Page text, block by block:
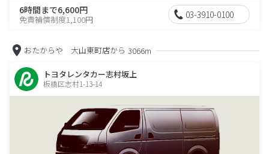
6時間まで6,600円
免責補償制度1,100円 03-3910-0100
おたからや 大山東町店から 3066m
トヨタレンタカー志村坂上
板橋区志村1-13-14